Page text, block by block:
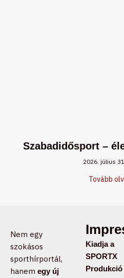
Szabadidősport –
2026. július
Tovább
Nem egy
szokásos
sporthírportál,
hanem egy új
Kiadja a
SPORTX